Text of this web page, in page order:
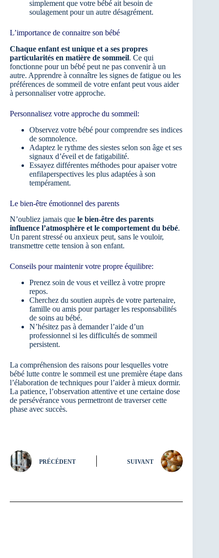
simplement que votre bébé ait besoin de
soulagement pour un autre désagrément.
L’importance de connaitre son bébé
Chaque enfant est unique et a ses propres
particularités en matière de sommeil. Ce qui
fonctionne pour un bébé peut ne pas convenir à un
autre. Apprendre à connaître les signes de fatigue ou les
préférences de sommeil de votre enfant peut vous aider
à personnaliser votre approche.
Personnalisez votre approche du sommeil:
Observez votre bébé pour comprendre ses indices
de somnolence.
Adaptez le rythme des siestes selon son âge et ses
signaux d’éveil et de fatigabilité.
Essayez différentes méthodes pour apaiser votre
enfilaperspectives les plus adaptées à son
tempérament.
Le bien-être émotionnel des parents
N’oubliez jamais que le bien-être des parents
influence l’atmosphère et le comportement du bébé.
Un parent stressé ou anxieux peut, sans le vouloir,
transmettre cette tension à son enfant.
Conseils pour maintenir votre propre équilibre:
Prenez soin de vous et veillez à votre propre
repos.
Cherchez du soutien auprès de votre partenaire,
famille ou amis pour partager les responsabilités
de soins au bébé.
N’hésitez pas à demander l’aide d’un
professionnel si les difficultés de sommeil
persistent.
La compréhension des raisons pour lesquelles votre
bébé lutte contre le sommeil est une première étape dans
l’élaboration de techniques pour l’aider à mieux dormir.
La patience, l’observation attentive et une certaine dose
de persévérance vous permettront de traverser cette
phase avec succès.
PRÉCÉDENT SUIVANT